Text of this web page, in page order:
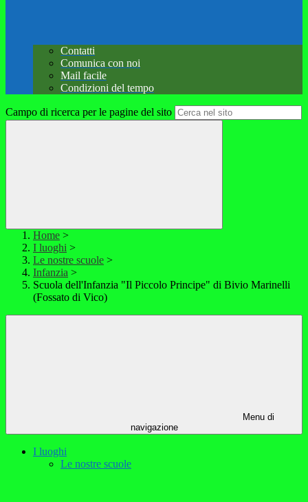
Contatti
Comunica con noi
Mail facile
Condizioni del tempo
Campo di ricerca per le pagine del sito
Home >
I luoghi >
Le nostre scuole >
Infanzia >
Scuola dell'Infanzia "Il Piccolo Principe" di Bivio Marinelli
(Fossato di Vico)
Menu di
navigazione
I luoghi
Le nostre scuole